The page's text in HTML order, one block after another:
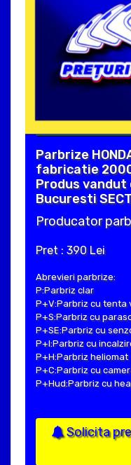
Parbrize
fabricatie
Produs vandut
Bucuresti
Producator
Pret : 390 Lei
Abrevieri parbrize:
P:Parbriz clar
P+V:Parbriz cu tenta
P+S:Parbriz cu
P+SE:Parbriz cu
P+I:Parbriz cu
P+H:Parbriz heliomat
P+C:Parbriz cu
P+Hud:Parbriz cu
Solicita